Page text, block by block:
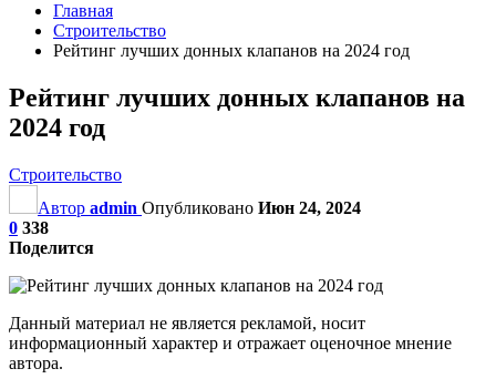
Главная
Строительство
Рейтинг лучших донных клапанов на 2024 год
Рейтинг лучших донных клапанов на
2024 год
Строительство
Автор admin Опубликовано Июн 24, 2024
0 338
Поделится
Данный материал не является рекламой, носит
информационный характер и отражает оценочное мнение
автора.